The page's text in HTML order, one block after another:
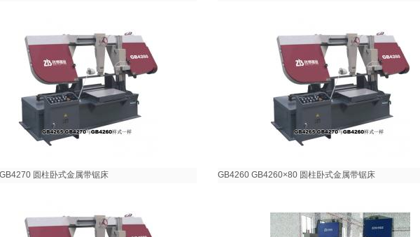
圆柱卧式金属带锯床 GB4260 GB4260×80 圆柱卧式金属带锯床